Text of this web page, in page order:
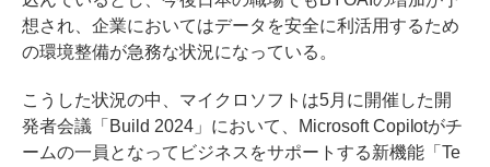
想され、企業においてはデータを安全に利活用するため
の環境整備が急務な状況になっている。
こうした状況の中、マイクロソフトは5月に開催した開
発者会議「Build 2024」において、Microsoft Copilotがチ
ームの一員となってビジネスをサポートする新機能「Te